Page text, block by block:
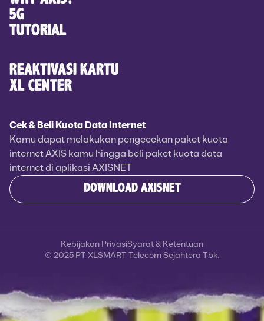
5G
TUTORIAL
REAKTIVASI KARTU
XL CENTER
Cek & Beli Kuota Data Internet
Kamu dapat melakukan pengecekan paket kuota
internet AXIS kamu hingga beli paket kuota data
internet di aplikasi AXISNET
DOWNLOAD AXISNET
© 2025 PT XLSMART Telecom Sejahtera Tbk.
Kebijakan PrivasiSyarat & Ketentuan